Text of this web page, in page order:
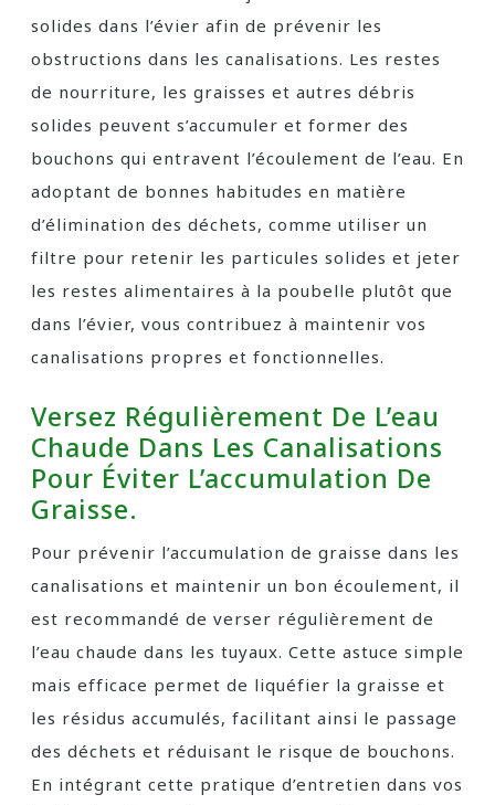
solides dans l’évier afin de prévenir les
obstructions dans les canalisations. Les restes
de nourriture, les graisses et autres débris
solides peuvent s’accumuler et former des
bouchons qui entravent l’écoulement de l’eau. En
adoptant de bonnes habitudes en matière
d’élimination des déchets, comme utiliser un
filtre pour retenir les particules solides et jeter
les restes alimentaires à la poubelle plutôt que
dans l’évier, vous contribuez à maintenir vos
canalisations propres et fonctionnelles.
Versez Régulièrement De L’eau
Chaude Dans Les Canalisations
Pour Éviter L’accumulation De
Graisse.
Pour prévenir l’accumulation de graisse dans les
canalisations et maintenir un bon écoulement, il
est recommandé de verser régulièrement de
l’eau chaude dans les tuyaux. Cette astuce simple
mais efficace permet de liquéfier la graisse et
les résidus accumulés, facilitant ainsi le passage
des déchets et réduisant le risque de bouchons.
En intégrant cette pratique d’entretien dans vos